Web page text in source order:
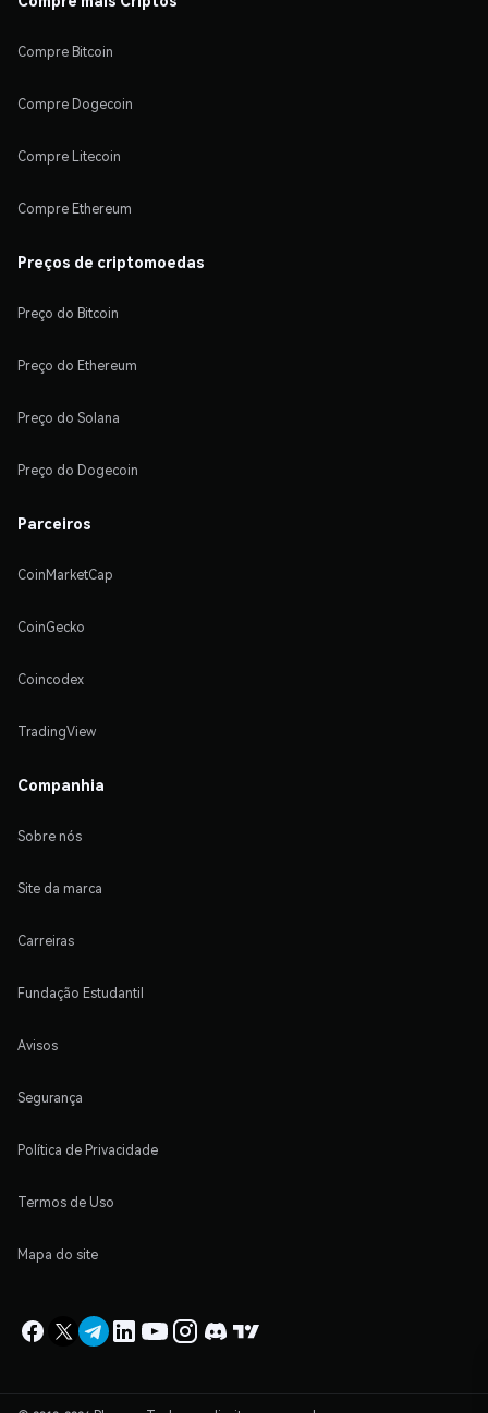
Compre Bitcoin
Compre Dogecoin
Compre Litecoin
Compre Ethereum
Preços de criptomoedas
Preço do Bitcoin
Preço do Ethereum
Preço do Solana
Preço do Dogecoin
Parceiros
CoinMarketCap
CoinGecko
Coincodex
TradingView
Companhia
Sobre nós
Site da marca
Carreiras
Fundação Estudantil
Avisos
Segurança
Política de Privacidade
Termos de Uso
Mapa do site